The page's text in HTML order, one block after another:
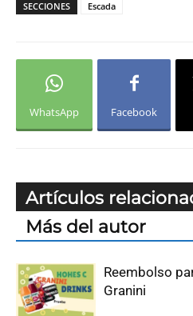
SECCIONES Escada
WhatsApp Facebook
Artículos
Más del autor
Reembolso
Granini